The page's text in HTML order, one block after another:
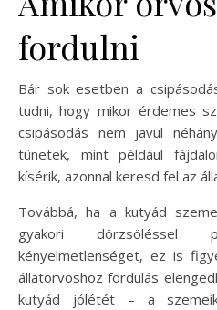
fordulni
Bár sok esetben a
tudni, hogy mikor érdemes
csipásodás nem javul
tünetek, mint például
kísérik, azonnal keresd fel az
Továbbá, ha a kutyád
gyakori dörzsöléssel
kényelmetlenséget, ez is
állatorvoshoz fordulás
kutyád jólétét – a